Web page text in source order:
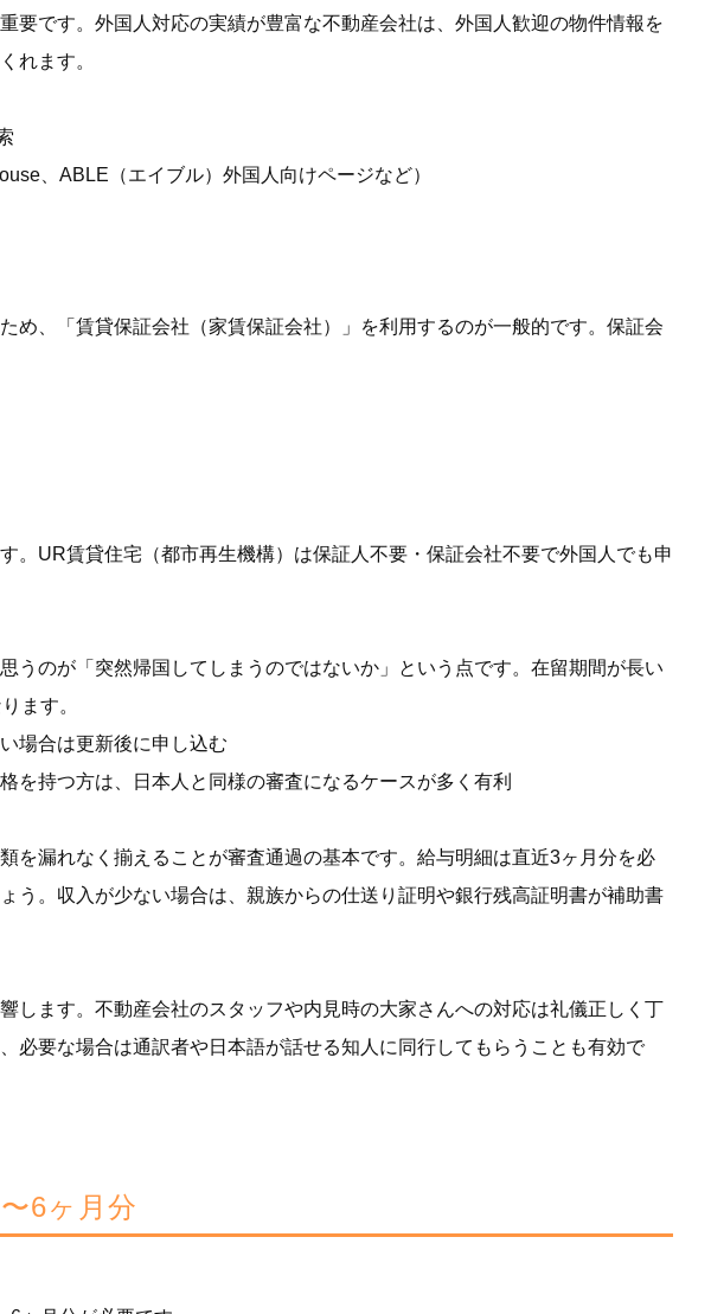
要です。外国人対応の実績が豊富な不動産会社は、外国人歓迎の物件情報を
れます。
、ABLE（エイブル）外国人向けページなど）
め、「賃貸保証会社（家賃保証会社）」を利用するのが一般的です。保証会
。UR賃貸住宅（都市再生機構）は保証人不要・保証会社不要で外国人でも申
うのが「突然帰国してしまうのではないか」という点です。在留期間が長い
ます。
場合は更新後に申し込む
を持つ方は、日本人と同様の審査になるケースが多く有利
を漏れなく揃えることが審査通過の基本です。給与明細は直近3ヶ月分を必
う。収入が少ない場合は、親族からの仕送り証明や銀行残高証明書が補助書
します。不動産会社のスタッフや内見時の大家さんへの対応は礼儀正しく丁
必要な場合は通訳者や日本語が話せる知人に同行してもらうことも有効で
6ヶ月分